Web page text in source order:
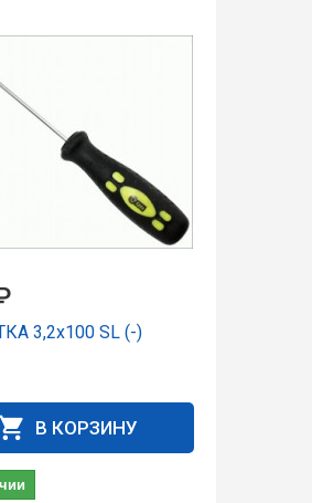
3,2х100 SL (-)
В КОРЗИНУ